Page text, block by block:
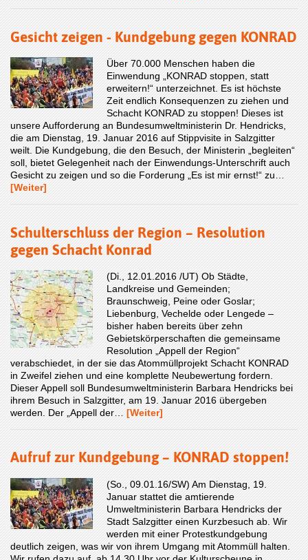
Gesicht zeigen - Kundgebung gegen KONRAD
Über 70.000 Menschen haben die
Einwendung „KONRAD stoppen, statt
erweitern!“ unterzeichnet. Es ist höchste
Zeit endlich Konsequenzen zu ziehen und
Schacht KONRAD zu stoppen! Dieses ist
unsere Aufforderung an Bundesumweltministerin Dr. Hendricks,
die am Dienstag, 19. Januar 2016 auf Stippvisite in Salzgitter
weilt. Die Kundgebung, die den Besuch, der Ministerin „begleiten“
soll, bietet Gelegenheit nach der Einwendungs-Unterschrift auch
Gesicht zu zeigen und so die Forderung „Es ist mir ernst!“ zu…
[Weiter]
Schulterschluss der Region – Resolution
gegen Schacht Konrad
(Di., 12.01.2016 /UT) Ob Städte,
Landkreise und Gemeinden;
Braunschweig, Peine oder Goslar;
Liebenburg, Vechelde oder Lengede –
bisher haben bereits über zehn
Gebietskörperschaften die gemeinsame
Resolution „Appell der Region“
verabschiedet, in der sie das Atommüllprojekt Schacht KONRAD
in Zweifel ziehen und eine komplette Neubewertung fordern.
Dieser Appell soll Bundesumweltministerin Barbara Hendricks bei
ihrem Besuch in Salzgitter, am 19. Januar 2016 übergeben
werden. Der „Appell der… [Weiter]
Aufruf zur Kundgebung – KONRAD stoppen!
(So., 09.01.16/SW) Am Dienstag, 19.
Januar stattet die amtierende
Umweltministerin Barbara Hendricks der
Stadt Salzgitter einen Kurzbesuch ab. Wir
werden mit einer Protestkundgebung
deutlich zeigen, was wir von ihrem Umgang mit Atommüll halten.